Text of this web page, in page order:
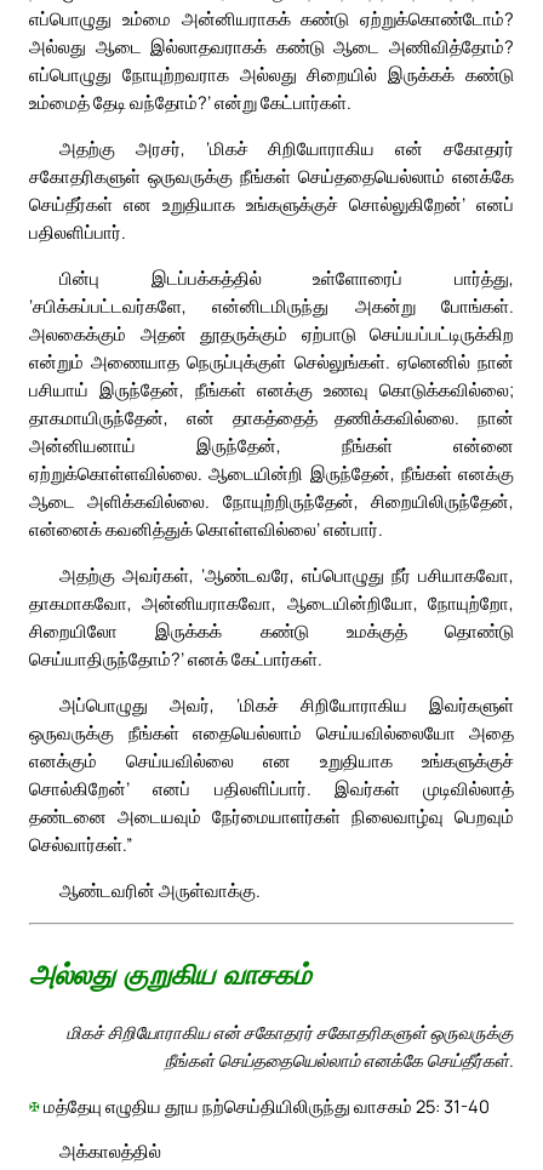
எப்பொழுது உம்மை அன்னியராகக் கண்டு ஏற்றுக்கொண்டோம்?
அல்லது ஆடை இல்லாதவராகக் கண்டு ஆடை அணிவித்தோம்?
எப்பொழுது நோயுற்றவராக அல்லது சிறையில் இருக்கக் கண்டு
உம்மைத் தேடி வந்தோம்?’ என்று கேட்பார்கள்.
அதற்கு அரசர், ‘மிகச் சிறியோராகிய என் சகோதரர்
சகோதரிகளுள் ஒருவருக்கு நீங்கள் செய்ததையெல்லாம் எனக்கே
செய்தீர்கள் என உறுதியாக உங்களுக்குச் சொல்லுகிறேன்’ எனப்
பதிலளிப்பார்.
பின்பு இடப்பக்கத்தில் உள்ளோரைப் பார்த்து,
‘சபிக்கப்பட்டவர்களே, என்னிடமிருந்து அகன்று போங்கள்.
அலகைக்கும் அதன் தூதருக்கும் ஏற்பாடு செய்யப்பட்டிருக்கிற
என்றும் அணையாத நெருப்புக்குள் செல்லுங்கள். ஏனெனில் நான்
பசியாய் இருந்தேன், நீங்கள் எனக்கு உணவு கொடுக்கவில்லை;
தாகமாயிருந்தேன், என் தாகத்தைத் தணிக்கவில்லை. நான்
அன்னியனாய் இருந்தேன், நீங்கள் என்னை
ஏற்றுக்கொள்ளவில்லை. ஆடையின்றி இருந்தேன், நீங்கள் எனக்கு
ஆடை அளிக்கவில்லை. நோயுற்றிருந்தேன், சிறையிலிருந்தேன்,
என்னைக் கவனித்துக் கொள்ளவில்லை’ என்பார்.
அதற்கு அவர்கள், ‘ஆண்டவரே, எப்பொழுது நீர் பசியாகவோ,
தாகமாகவோ, அன்னியராகவோ, ஆடையின்றியோ, நோயுற்றோ,
சிறையிலோ இருக்கக் கண்டு உமக்குத் தொண்டு
செய்யாதிருந்தோம்?’ எனக் கேட்பார்கள்.
அப்பொழுது அவர், ‘மிகச் சிறியோராகிய இவர்களுள்
ஒருவருக்கு நீங்கள் எதையெல்லாம் செய்யவில்லையோ அதை
எனக்கும் செய்யவில்லை என உறுதியாக உங்களுக்குச்
சொல்கிறேன்’ எனப் பதிலளிப்பார். இவர்கள் முடிவில்லாத்
தண்டனை அடையவும் நேர்மையாளர்கள் நிலைவாழ்வு பெறவும்
செல்வார்கள்.”
ஆண்டவரின் அருள்வாக்கு.
அல்லது குறுகிய வாசகம்
மிகச் சிறியோராகிய என் சகோதரர் சகோதரிகளுள் ஒருவருக்கு
நீங்கள் செய்ததையெல்லாம் எனக்கே செய்தீர்கள்.
✠மத்தேயு எழுதிய தூய நற்செய்தியிலிருந்து வாசகம் 25: 31-40
அக்காலத்தில்